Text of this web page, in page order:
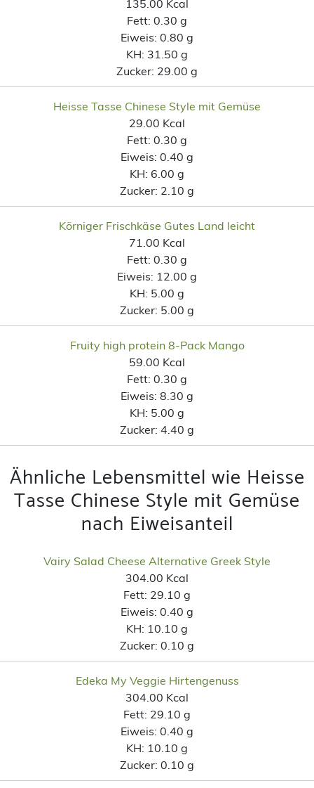
135.00 Kcal
Fett: 0.30 g
Eiweis: 0.80 g
KH: 31.50 g
Zucker: 29.00 g
Heisse Tasse Chinese Style mit Gemüse
29.00 Kcal
Fett: 0.30 g
Eiweis: 0.40 g
KH: 6.00 g
Zucker: 2.10 g
Körniger Frischkäse Gutes Land leicht
71.00 Kcal
Fett: 0.30 g
Eiweis: 12.00 g
KH: 5.00 g
Zucker: 5.00 g
Fruity high protein 8-Pack Mango
59.00 Kcal
Fett: 0.30 g
Eiweis: 8.30 g
KH: 5.00 g
Zucker: 4.40 g
Ähnliche Lebensmittel wie Heisse
Tasse Chinese Style mit Gemüse
nach Eiweisanteil
Vairy Salad Cheese Alternative Greek Style
304.00 Kcal
Fett: 29.10 g
Eiweis: 0.40 g
KH: 10.10 g
Zucker: 0.10 g
Edeka My Veggie Hirtengenuss
304.00 Kcal
Fett: 29.10 g
Eiweis: 0.40 g
KH: 10.10 g
Zucker: 0.10 g